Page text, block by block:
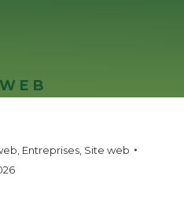
Entreprises Site web